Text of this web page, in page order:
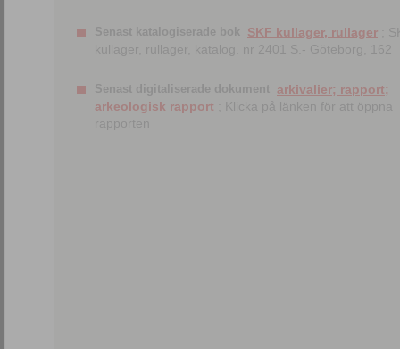
Senast katalogiserade bok SKF kullager, rullager ;
kullager, rullager, katalog. nr 2401 S.- Göteborg, 162
Senast digitaliserade dokument arkivalier; rapport;
arkeologisk rapport ; Klicka på länken för att öppna
rapporten